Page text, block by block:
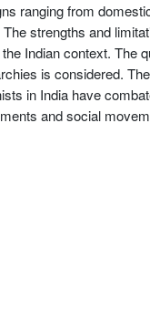
ranging from
strengths and
Indian context. The
is considered.
in India have
and social